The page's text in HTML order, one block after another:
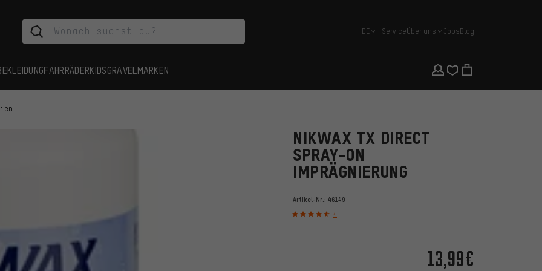
Deutsch
DE ServiceÜber uns JobsBlog
FAHRRÄDERKIDSGRAVEL MARKEN
NIKWAX TX DIRECT
SPRAY-ON
IMPRÄGNIERUNG
Artikel-Nr.: 46149
4
13,99€